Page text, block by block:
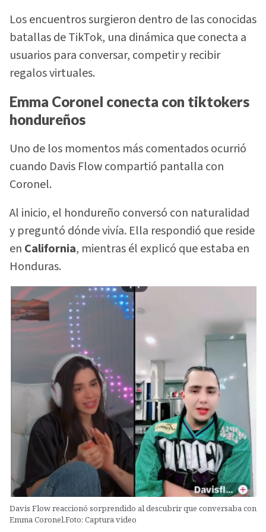
Los encuentros surgieron dentro de las conocidas
batallas de TikTok, una dinámica que conecta a
usuarios para conversar, competir y recibir
regalos virtuales.
Emma Coronel conecta con tiktokers
hondureños
Uno de los momentos más comentados ocurrió
cuando Davis Flow compartió pantalla con
Coronel.
Al inicio, el hondureño conversó con naturalidad
y preguntó dónde vivía. Ella respondió que reside
en California, mientras él explicó que estaba en
Honduras.
Davis Flow reaccionó sorprendido al descubrir que conversaba con
Emma Coronel.Foto: Captura video